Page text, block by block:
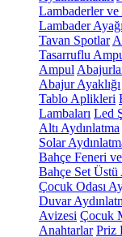
Lambaderler ve
Lambader Ayağı
Tavan Spotlar
Tasarruflu
Ampul
Abajur Ayaklığı
Tablo Aplikleri
Lambaları Led
Altı Aydınlatma
Solar
Bahçe Feneri
Bahçe Set Üstü
Çocuk Odası
Duvar
Avizesi Çocuk
Anahtarlar Priz